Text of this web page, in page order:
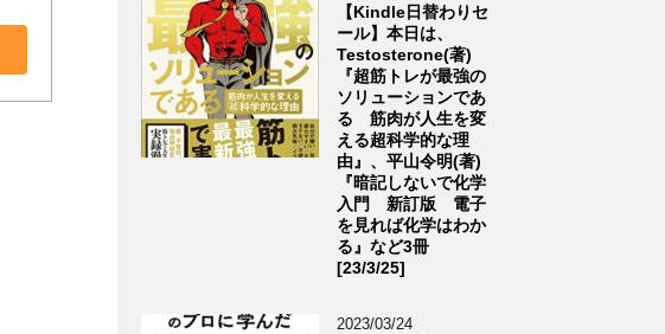
【Kindle日替わりセ
ール】本日は、
Testosterone(著)
『超筋トレが最強の
ソリューションであ
る 筋肉が人生を変
える超科学的な理
由』、平山令明(著)
『暗記しないで化学
入門 新訂版 電子
を見れば化学はわか
る』など3冊
[23/3/25]
2023/03/24